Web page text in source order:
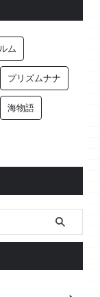
ム
プリズムナナ
海物語